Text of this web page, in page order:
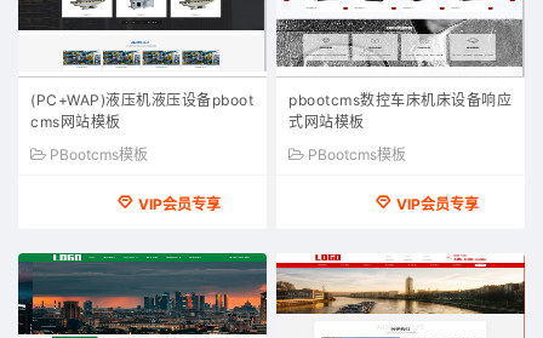
(PC+WAP)液压机液压设备pboot
cms网站模板
PBootcms模板
VIP会员专享
pbootcms数控车床机床设备响应
式网站模板
PBootcms模板
VIP会员专享